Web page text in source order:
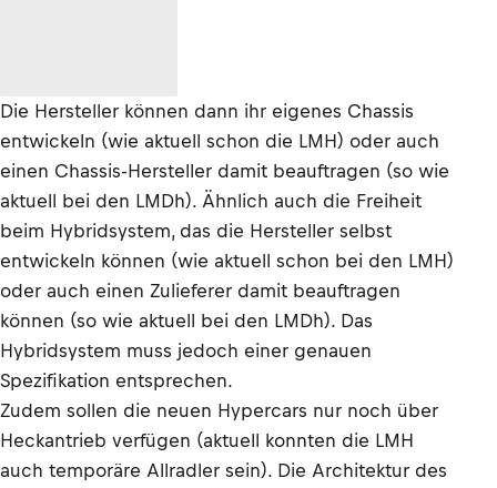
Die Hersteller können dann ihr eigenes Chassis
entwickeln (wie aktuell schon die LMH) oder auch
einen Chassis-Hersteller damit beauftragen (so wie
aktuell bei den LMDh). Ähnlich auch die Freiheit
beim Hybridsystem, das die Hersteller selbst
entwickeln können (wie aktuell schon bei den LMH)
oder auch einen Zulieferer damit beauftragen
können (so wie aktuell bei den LMDh). Das
Hybridsystem muss jedoch einer genauen
Spezifikation entsprechen.
Zudem sollen die neuen Hypercars nur noch über
Heckantrieb verfügen (aktuell konnten die LMH
auch temporäre Allradler sein). Die Architektur des